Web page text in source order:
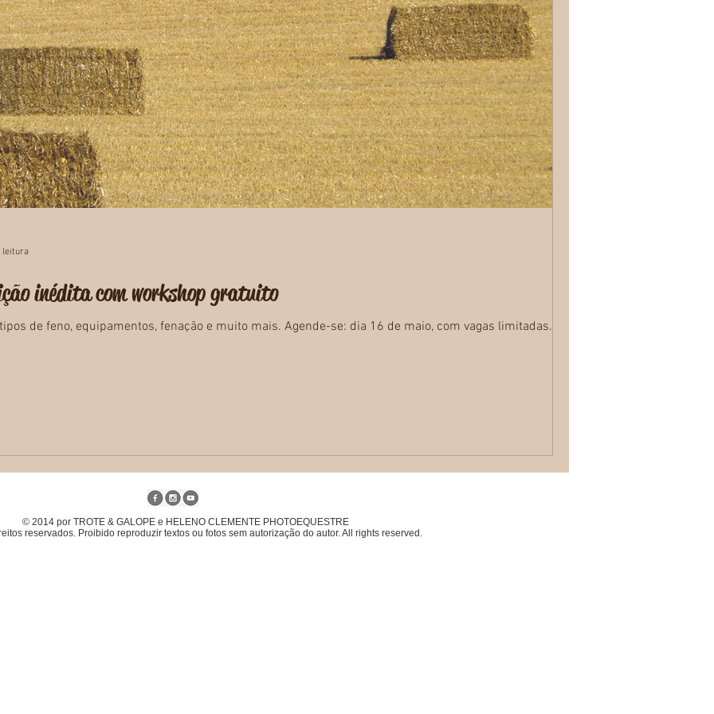
inédita com workshop gratuito
de feno, equipamentos, fenação e muito mais. Agende-se: dia 16 de maio, com vagas limitadas. A
leitura
© 2014 por TROTE & GALOPE e HELENO CLEMENTE PHOTOEQUESTRE
reservados. Proibido reproduzir textos ou fotos sem autorização do autor. All rights reserved.